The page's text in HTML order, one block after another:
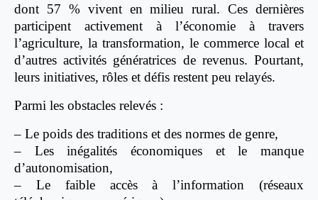
dont 57 % vivent en milieu rural. Ces dernières
participent activement à l’économie à travers
l’agriculture, la transformation, le commerce local et
d’autres activités génératrices de revenus. Pourtant,
leurs initiatives, rôles et défis restent peu relayés.
Parmi les obstacles relevés :
– Le poids des traditions et des normes de genre,
– Les inégalités économiques et le manque
d’autonomisation,
– Le faible accès à l’information (réseaux